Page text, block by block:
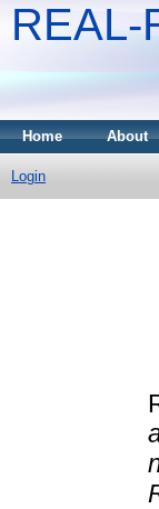
REAL-
Home About
Login